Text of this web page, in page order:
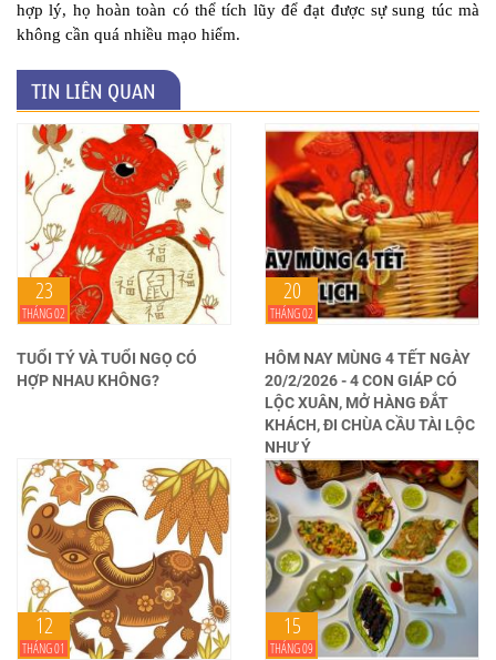
hợp lý, họ hoàn toàn có thể tích lũy để đạt được sự sung túc mà
không cần quá nhiều mạo hiểm.
TIN LIÊN QUAN
23
THÁNG 02
TUỔI TÝ VÀ TUỔI NGỌ CÓ
HỢP NHAU KHÔNG?
20
THÁNG 02
HÔM NAY MÙNG 4 TẾT NGÀY
20/2/2026 - 4 CON GIÁP CÓ
LỘC XUÂN, MỞ HÀNG ĐẮT
KHÁCH, ĐI CHÙA CẦU TÀI LỘC
NHƯ Ý
12
THÁNG 01
15
THÁNG 09